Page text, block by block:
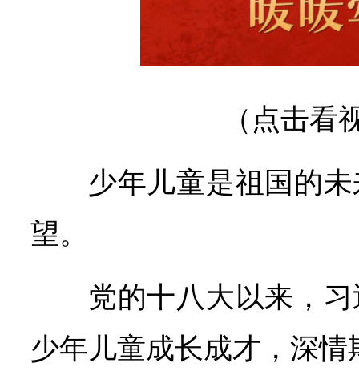
（点击看
少年儿童是祖国的
望。
党的十八大以来，
少年儿童成长成才，深